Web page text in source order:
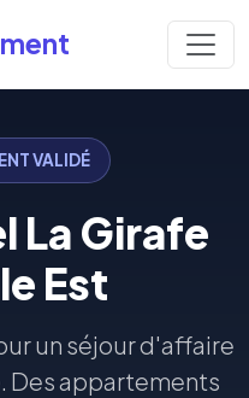
VALIDÉ
La Girafe
Est
un séjour d'affaire
Des appartements